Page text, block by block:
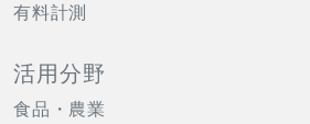
有料計測
活用分野
食品・農業